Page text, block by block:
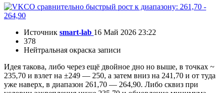
Источник smart-lab 16 Май 2026 23:22
378
Нейтральная окраска записи
Идея такова, либо через ещё двойное дно но выше, в точках ~
235,70 и взлет на ±249 — 250, а затем вниз на 241,70 и от туда
уже наверх, в диапазон 261,70 — 264,90. Либо сквиз при